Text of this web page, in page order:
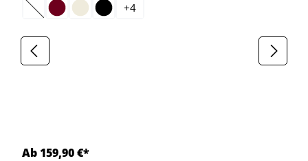
(Cette option n'est pas disponible pour le moment.)
+4
Ab 159,90 €*